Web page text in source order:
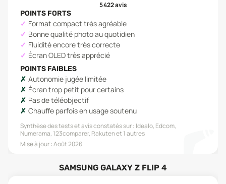
5 422avis
POINTS FORTS
Format compact très agréable
Bonne qualité photo au quotidien
Fluidité encore très correcte
Écran OLED très apprécié
POINTS FAIBLES
Autonomie jugée limitée
Écran trop petit pour certains
Pas de téléobjectif
Chauffe parfois en usage soutenu
Synthèse des tests et avis constatés sur : Idealo, Edcom,
Numerama, 123comparer, Rakutenet 1 autres
Mise à jour :Août 2026
SAMSUNG GALAXY Z FLIP 4